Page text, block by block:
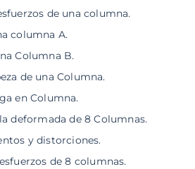
de una columna.
columna A.
Columna B.
de una Columna.
en Columna.
deformada de 8 Columnas.
y distorciones.
de 8 columnas.